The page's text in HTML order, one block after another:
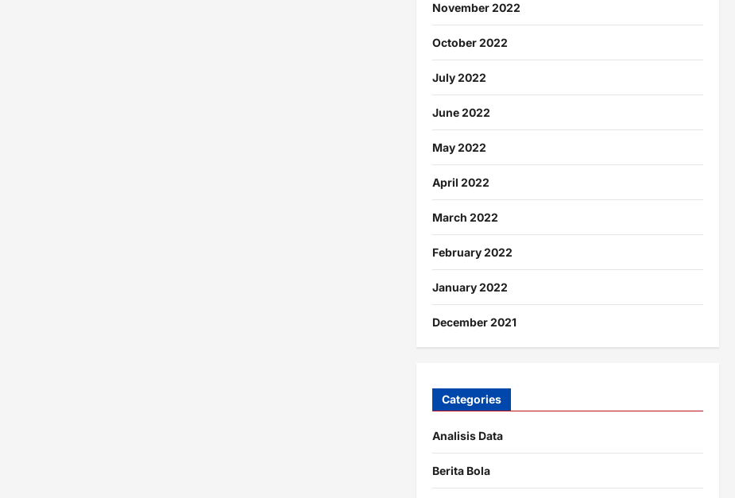
November 2022
October 2022
July 2022
June 2022
May 2022
April 2022
March 2022
February 2022
January 2022
December 2021
Categories
Analisis Data
Berita Bola